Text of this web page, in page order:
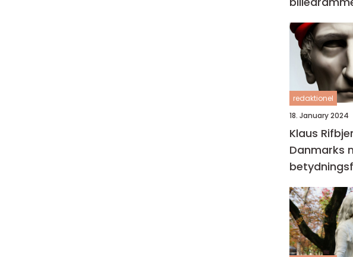
redaktionel
18. January 2024
Klaus
Danmarks
forfattere
der har
bøger i sin